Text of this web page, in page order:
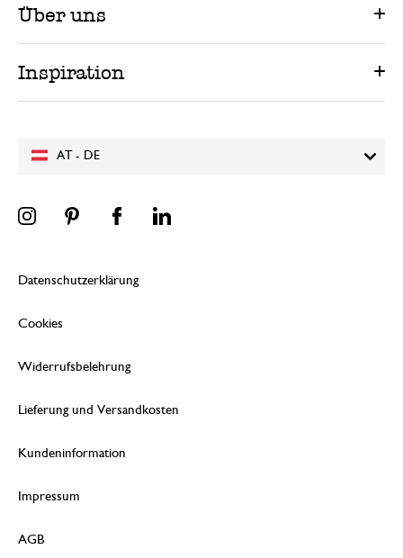
AT - DE
Über uns
Inspiration
Datenschutzerklärung
Cookies
Widerrufsbelehrung
Lieferung und Versandkosten
Kundeninformation
Impressum
AGB